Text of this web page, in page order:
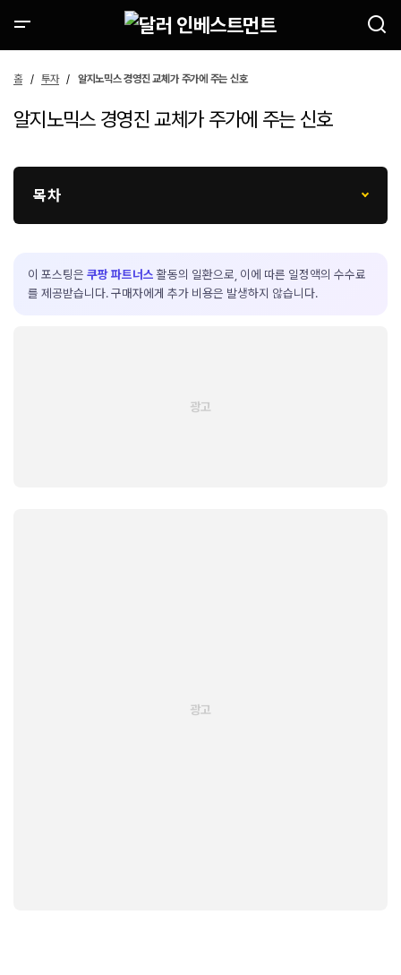
홈 투자 알지노믹스 경영진 교체가 주가에 주는 신호
알지노믹스 경영진 교체가 주가에 주는 신호
목차
이 포스팅은 쿠팡 파트너스 활동의 일환으로, 이에 따른 일정액의 수수료
를 제공받습니다. 구매자에게 추가 비용은 발생하지 않습니다.